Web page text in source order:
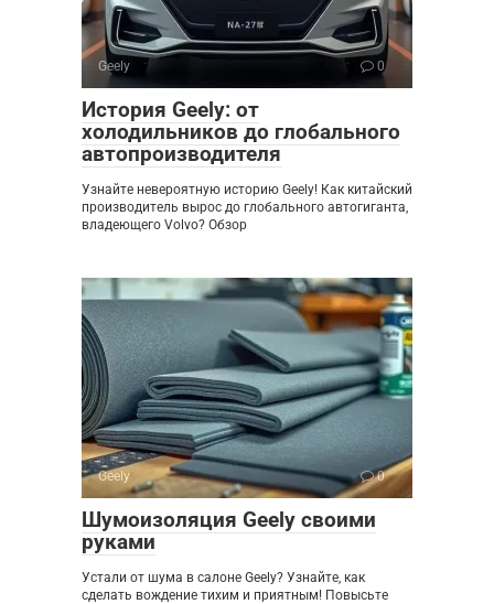
Geely 0
История Geely: от
холодильников до глобального
автопроизводителя
Узнайте невероятную историю Geely! Как китайский
производитель вырос до глобального автогиганта,
владеющего Volvo? Обзор
Geely 0
Шумоизоляция Geely своими
руками
Устали от шума в салоне Geely? Узнайте, как
сделать вождение тихим и приятным! Повысьте